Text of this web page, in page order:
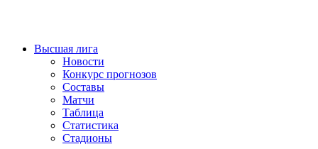
Высшая лига
Новости
Конкурс прогнозов
Составы
Матчи
Таблица
Статистика
Стадионы